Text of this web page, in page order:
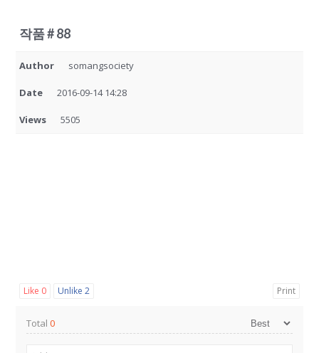
작품 # 88
Author somangsociety
Date 2016-09-14 14:28
Views 5505
Like 0 Unlike2 Print
Total0